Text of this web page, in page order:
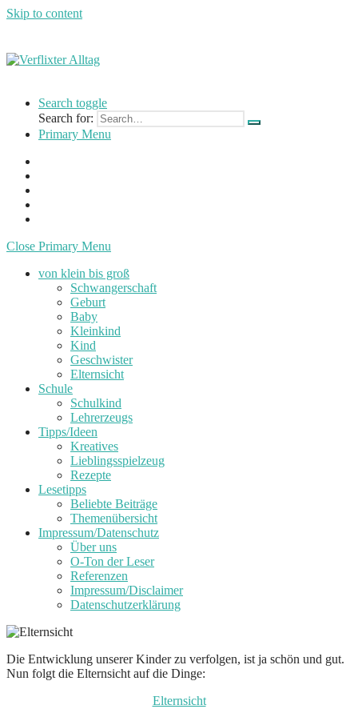
Skip to content
Alltag
einer
Mutter
Lehrerin
Search toggle
Search for:
Primary Menu
Close Primary Menu
von klein bis groß
Schwangerschaft
Geburt
Baby
Kleinkind
Kind
Geschwister
Elternsicht
Schule
Schulkind
Lehrerzeugs
Tipps/Ideen
Kreatives
Lieblingsspielzeug
Rezepte
Lesetipps
Beliebte Beiträge
Themenübersicht
Impressum/Datenschutz
Über uns
O-Ton der Leser
Referenzen
Impressum/Disclaimer
Datenschutzerklärung
Die Entwicklung unserer Kinder zu verfolgen, ist ja schön und gut.
Nun folgt die Elternsicht auf die Dinge:
Elternsicht